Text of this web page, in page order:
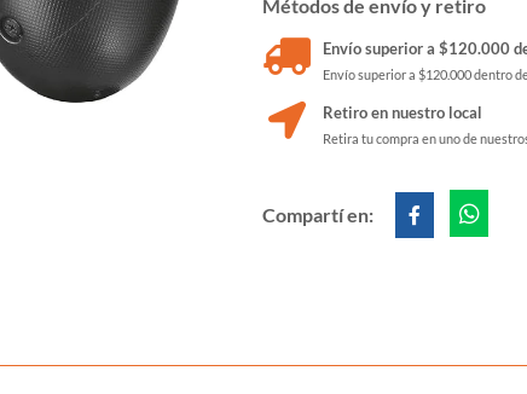
Métodos de envío y retiro
Envío superior a $120.000
Envío superior a $120.000 dentro
Retiro en nuestro local
Retira tu compra en uno de
Compartí en: